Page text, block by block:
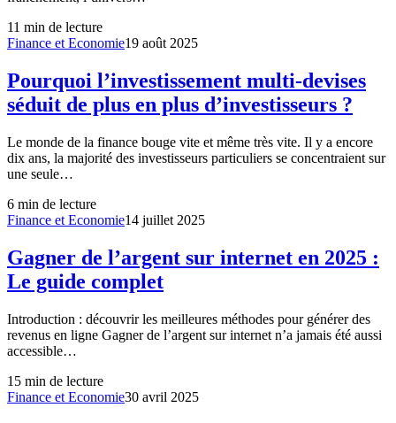
11 min de lecture
Finance et Economie19 août 2025
Pourquoi l’investissement multi-devises
séduit de plus en plus d’investisseurs ?
Le monde de la finance bouge vite et même très vite. Il y a encore
dix ans, la majorité des investisseurs particuliers se concentraient sur
une seule…
6 min de lecture
Finance et Economie14 juillet 2025
Gagner de l’argent sur internet en 2025 :
Le guide complet
Introduction : découvrir les meilleures méthodes pour générer des
revenus en ligne Gagner de l’argent sur internet n’a jamais été aussi
accessible…
15 min de lecture
Finance et Economie30 avril 2025